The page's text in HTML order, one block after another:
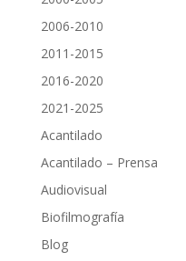
2006-2010
2011-2015
2016-2020
2021-2025
Acantilado
Acantilado – Prensa
Audiovisual
Biofilmografía
Blog